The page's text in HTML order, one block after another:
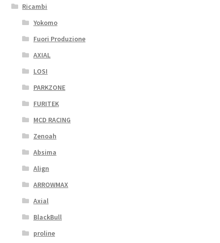
Ricambi
Yokomo
Fuori Produzione
AXIAL
LOSI
PARKZONE
FURITEK
MCD RACING
Zenoah
Absima
Align
ARROWMAX
Axial
BlackBull
proline